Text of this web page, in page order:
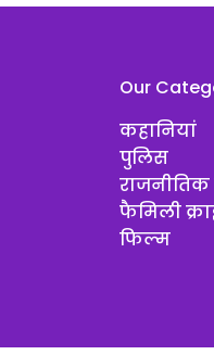
Our
कहानियां
पुलिस
राजनीतिक
फैमिली
फिल्म